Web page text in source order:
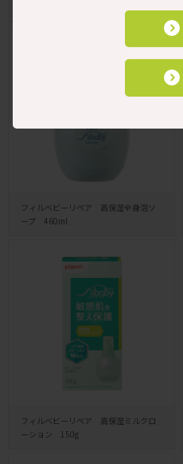
フィルベビーリペア 高保湿全身泡ソ
ープ 460ml
フィルベビーリペア 高保湿ミルクロ
ーション 150g